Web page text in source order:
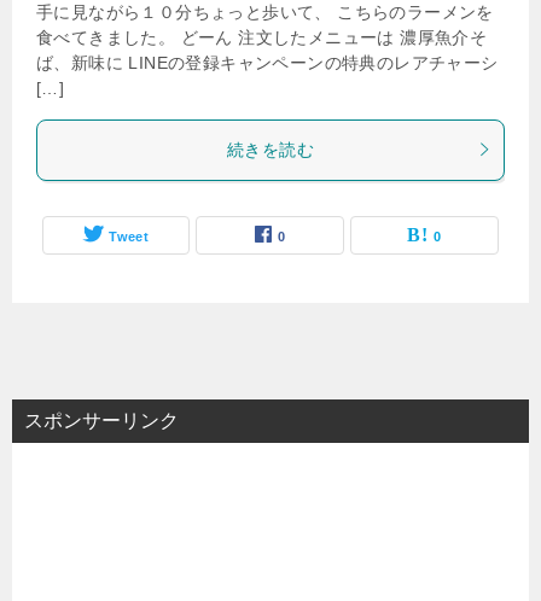
手に見ながら１０分ちょっと歩いて、 こちらのラーメンを
食べてきました。 どーん 注文したメニューは 濃厚魚介そ
ば、新味に LINEの登録キャンペーンの特典のレアチャーシ
[…]
続きを読む
Tweet 0 0
スポンサーリンク